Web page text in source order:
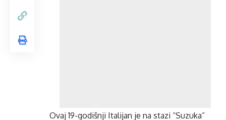
Ovaj 19-godišnji Italijan je na stazi “Suzuka”